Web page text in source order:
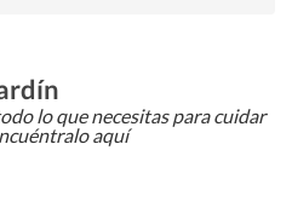
lo que necesitas para cuidar
aquí